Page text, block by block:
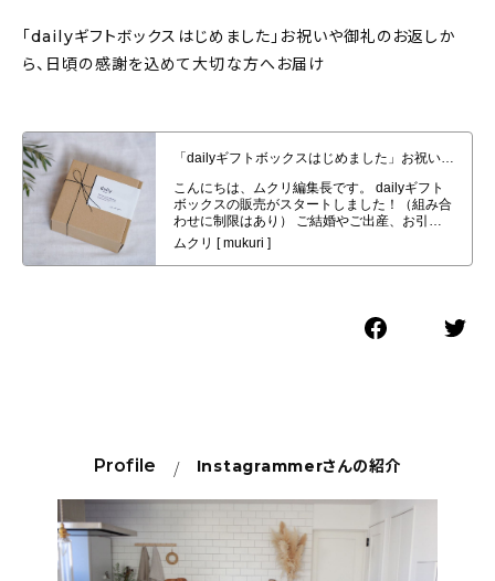
「dailyギフトボックスはじめました」お祝いや御礼のお返しか
ら、日頃の感謝を込めて大切な方へお届け
「dailyギフトボックスはじめました」お祝いや御礼のお返しから、日頃の感
謝を込めて大切な方へお届け
Profile Instagrammerさんの紹介